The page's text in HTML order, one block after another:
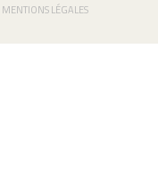
MENTIONS LÉGALES